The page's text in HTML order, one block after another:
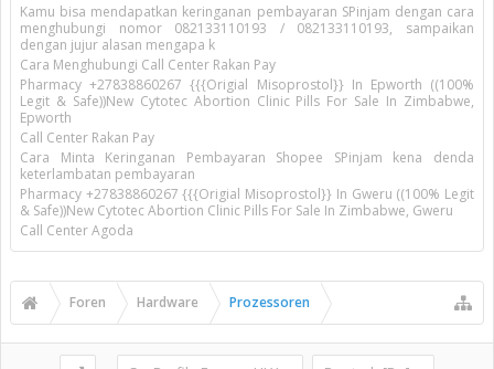
Kamu bisa mendapatkan keringanan pembayaran SPinjam dengan cara
menghubungi nomor 082133110193 / 082133110193, sampaikan
dengan jujur alasan mengapa k
Cara Menghubungi Call Center Rakan Pay
Pharmacy +27838860267 {{{Origial Misoprostol}} In Epworth ((100%
Legit & Safe))New Cytotec Abortion Clinic Pills For Sale In Zimbabwe,
Epworth
Call Center Rakan Pay
Cara Minta Keringanan Pembayaran Shopee SPinjam kena denda
keterlambatan pembayaran
Pharmacy +27838860267 {{{Origial Misoprostol}} In Gweru ((100% Legit
& Safe))New Cytotec Abortion Clinic Pills For Sale In Zimbabwe, Gweru
Call Center Agoda
Foren Hardware Prozessoren